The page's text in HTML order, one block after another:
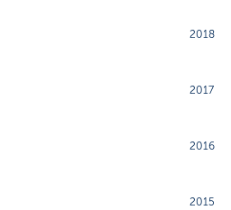
2018
2017
2016
2015